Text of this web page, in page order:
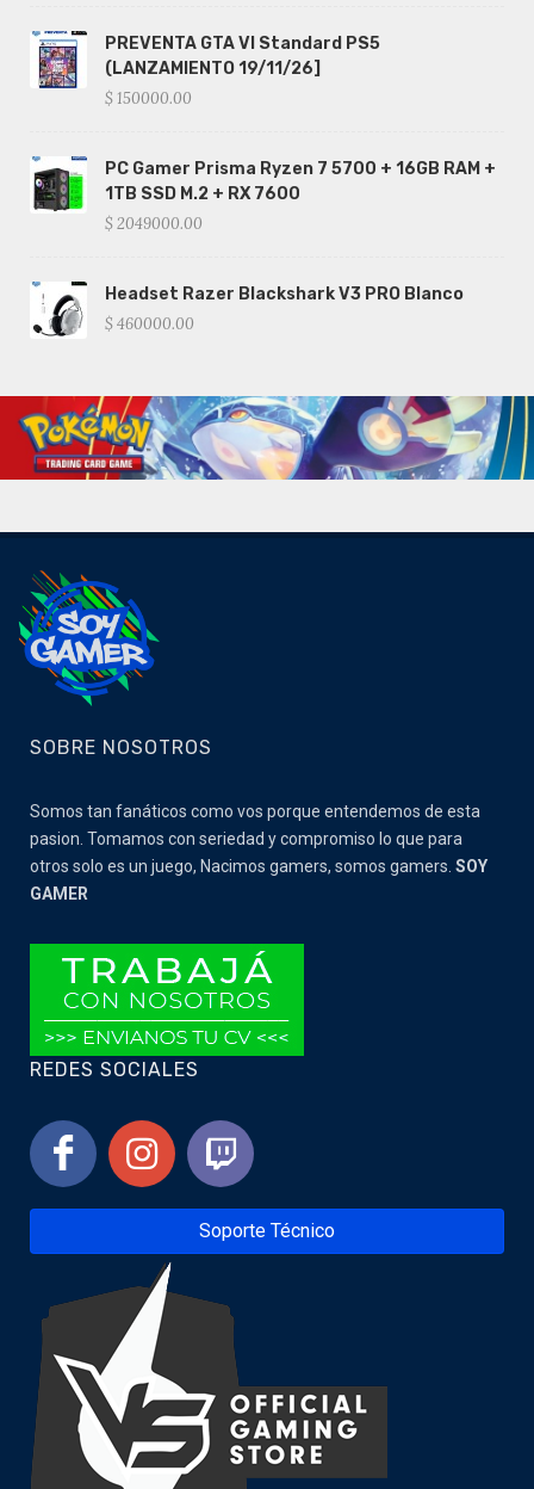
PREVENTA GTA VI Standard PS5
(LANZAMIENTO 19/11/26]
$ 150000.00
PC Gamer Prisma Ryzen 7 5700 + 16GB RAM +
1TB SSD M.2 + RX 7600
$ 2049000.00
Headset Razer Blackshark V3 PRO Blanco
$ 460000.00
SOBRE NOSOTROS
Somos tan fanáticos como vos porque entendemos de esta
pasion. Tomamos con seriedad y compromiso lo que para
otros solo es un juego, Nacimos gamers, somos gamers. SOY
GAMER
REDES SOCIALES
Soporte Técnico